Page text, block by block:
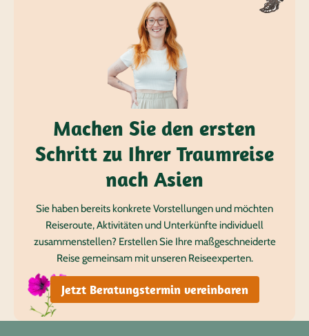
Machen Sie den ersten
Schritt zu Ihrer Traumreise
nach Asien
Sie haben bereits konkrete Vorstellungen und möchten
Reiseroute, Aktivitäten und Unterkünfte individuell
zusammenstellen? Erstellen Sie Ihre maßgeschneiderte
Reise gemeinsam mit unseren Reiseexperten.
Jetzt Beratungstermin vereinbaren